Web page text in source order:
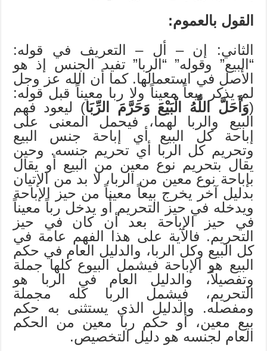
القول بالعموم:
الثاني: إن – أل – التعريف في قوله:
“البيع” وقوله” “الربا” تفيد الجنس إذ هو
الأصل في استعمالها. كما أن الله عز وجل
لم يذكر بيعاً معيناً ولا ربا معيناً قبل قوله:
(وَأَحَلَّ اللَّهُ الْبَيْعَ وَحَرَّمَ الرِّبَا) ليعود فهم
البيع والربا لهما، فيحمل المعنى على
إباحة كل البيع أي إباحة جنس البيع
وتحريم كل الربا أي تحريم جنسه. وحين
يقال بتحريم نوع معين من البيع أو يقال
بإباحة نوع معين من الربا، لا بد من الإتيان
بدليل آخر يخرج بيعاً معيناً من حيز الإباحة
ويدخله في حيز التحريم أو يدخل رباً معيناً
في حيز الإباحة بعد أن كان في حيز
التحريم. فالآية على هذا الفهم عامة في
كل البيع وكل الربا، والدليل العام في حكم
البيع هو الإباحة فيشمل البيوع كلها جملة
وتفصيلاً، والدليل العام في الربا هو
التحريم، فيشمل الربا كله مجملة
ومفصله. والدليل الذي يستثنى به حكم
بيع معين، أو حكم ربا معين من الحكم
العام لجنسه هو دليل التخصيص.